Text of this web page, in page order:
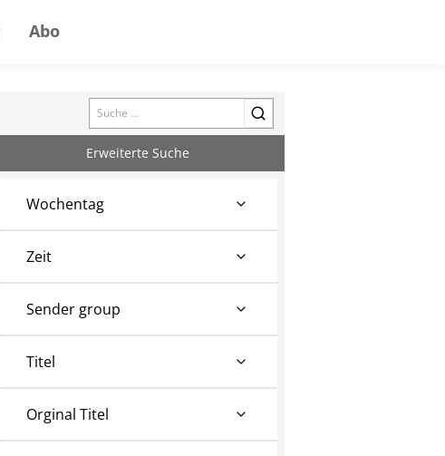
Abo
Search
Erweiterte Suche
Wochentag
Zeit
Sender group
Titel
Orginal Titel